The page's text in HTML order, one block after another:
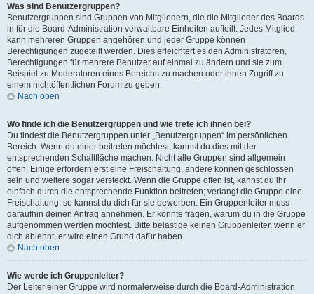
Was sind Benutzergruppen?
Benutzergruppen sind Gruppen von Mitgliedern, die die Mitglieder des Boards
in für die Board-Administration verwaltbare Einheiten aufteilt. Jedes Mitglied
kann mehreren Gruppen angehören und jeder Gruppe können
Berechtigungen zugeteilt werden. Dies erleichtert es den Administratoren,
Berechtigungen für mehrere Benutzer auf einmal zu ändern und sie zum
Beispiel zu Moderatoren eines Bereichs zu machen oder ihnen Zugriff zu
einem nichtöffentlichen Forum zu geben.
Nach oben
Wo finde ich die Benutzergruppen und wie trete ich ihnen bei?
Du findest die Benutzergruppen unter „Benutzergruppen“ im persönlichen
Bereich. Wenn du einer beitreten möchtest, kannst du dies mit der
entsprechenden Schaltfläche machen. Nicht alle Gruppen sind allgemein
offen. Einige erfordern erst eine Freischaltung, andere können geschlossen
sein und weitere sogar versteckt. Wenn die Gruppe offen ist, kannst du ihr
einfach durch die entsprechende Funktion beitreten; verlangt die Gruppe eine
Freischaltung, so kannst du dich für sie bewerben. Ein Gruppenleiter muss
daraufhin deinen Antrag annehmen. Er könnte fragen, warum du in die Gruppe
aufgenommen werden möchtest. Bitte belästige keinen Gruppenleiter, wenn er
dich ablehnt, er wird einen Grund dafür haben.
Nach oben
Wie werde ich Gruppenleiter?
Der Leiter einer Gruppe wird normalerweise durch die Board-Administration